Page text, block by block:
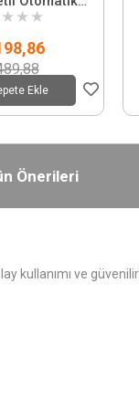
RMS
★ ★ ★
Ekle
Önerileri
kullanımı ve